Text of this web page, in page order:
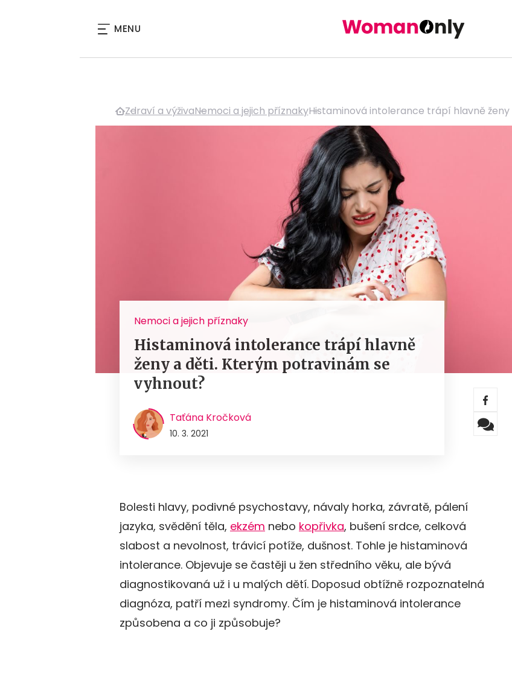
MENU
Zdraví a výživaNemoci a jejich příznakyHistaminová intolerance trápí hlavně
Nemoci a jejich příznaky
Histaminová intolerance trápí hlavně
ženy a děti. Kterým potravinám se
vyhnout?
Taťána Kročková
10. 3. 2021
Bolesti hlavy, podivné psychostavy, návaly horka, závratě, pálení
jazyka, svědění těla, ekzém nebo kopřivka, bušení srdce, celková
slabost a nevolnost, trávicí potíže, dušnost. Tohle je histaminová
intolerance. Objevuje se častěji u žen středního věku, ale bývá
diagnostikovaná už i u malých dětí. Doposud obtížně rozpoznatelná
diagnóza, patří mezi syndromy. Čím je histaminová intolerance
způsobena a co ji způsobuje?